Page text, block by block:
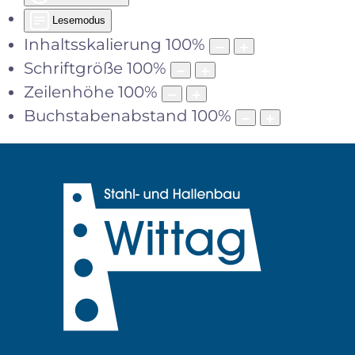
Lesemodus
Inhaltsskalierung 100%
Schriftgröße 100%
Zeilenhöhe 100%
Buchstabenabstand 100%